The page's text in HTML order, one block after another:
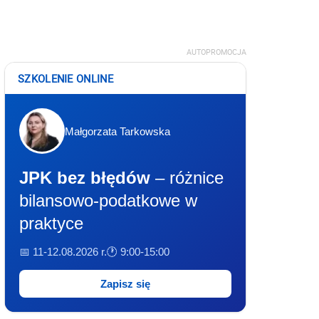
AUTOPROMOCJA
SZKOLENIE ONLINE
Małgorzata Tarkowska
JPK bez błędów – różnice
bilansowo-podatkowe w
praktyce
📅 11-12.08.2026 r.🕐 9:00-15:00
Zapisz się